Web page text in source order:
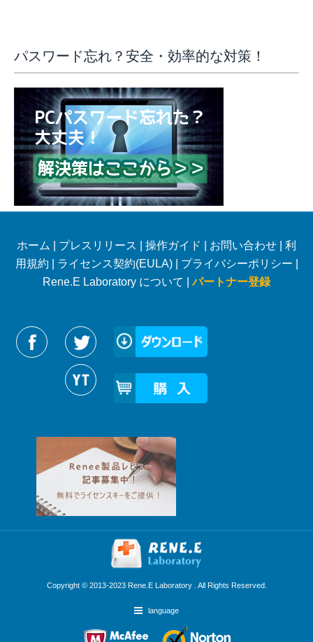
パスワード忘れ？安全・効率的な対策！
ホーム プレスリリース 操作ガイド お問い合わせ
利
用規約
ライセンス契約(EULA)| プライバシーポリシー
Rene.E Laboratory について |パートナー登録
Reneelabをフォローする
Copyright © 2013-2023 Rene.E Laboratory . All Rights Reserved.
language